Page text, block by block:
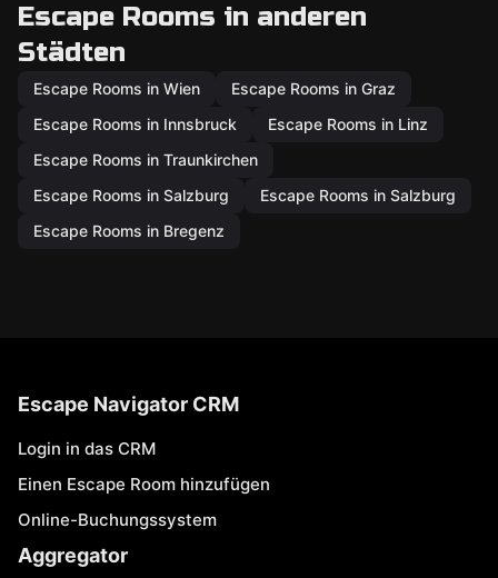
Escape Rooms in anderen
Städten
Escape Rooms in Wien
Escape Rooms in Graz
Escape Rooms in Innsbruck
Escape Rooms in Linz
Escape Rooms in Traunkirchen
Escape Rooms in Salzburg
Escape Rooms in Salzburg
Escape Rooms in Bregenz
Escape Navigator CRM
Login in das CRM
Einen Escape Room hinzufügen
Online-Buchungssystem
Aggregator